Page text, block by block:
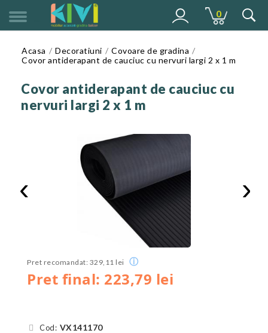
0
Acasa Decoratiuni
Covoare de gradina
Covor antiderapant de cauciuc cu nervuri largi 2 x 1 m
Covor antiderapant de cauciuc cu
nervuri largi 2 x 1 m
‹ ›
Pret final: 223,79 lei
Pret recomandat: 329,11 lei ⓘ
Cod: VX141170